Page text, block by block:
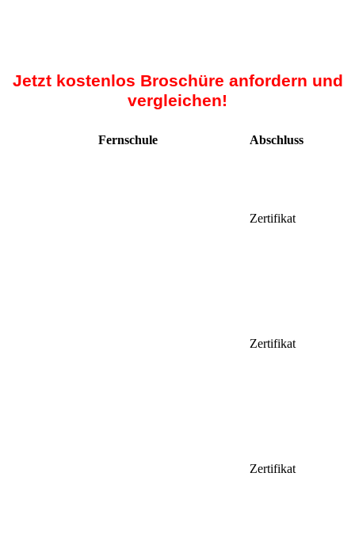
Jetzt kostenlos Broschüre anfordern und
vergleichen!
Fernschule Abschluss
Zertifikat
Zertifikat
Zertifikat